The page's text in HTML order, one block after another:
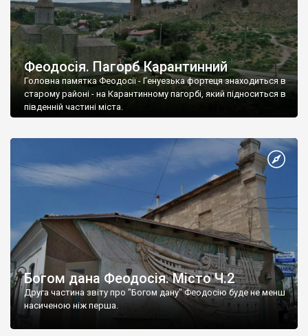
Феодосія. Пагорб Карантинний
Головна памятка Феодосії - Генуезька фортеця знаходиться в
старому районі - на Карантинному пагорбі, який підноситься в
південній частині міста.
Богом дана Феодосія. Місто Ч.2
Друга частина звіту про "Богом дану" Феодосію буде не менш
насиченою ніж перша.